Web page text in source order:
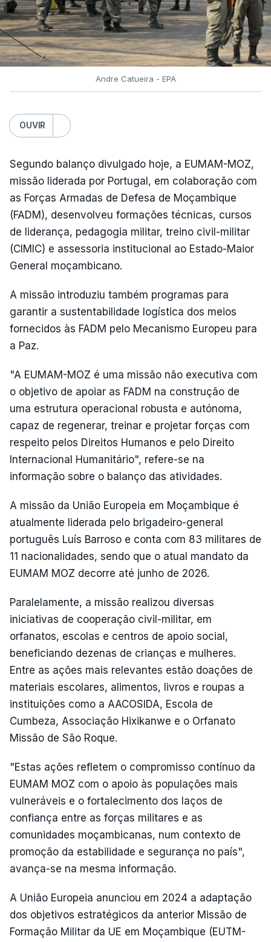
Andre Catueira - EPA
OUVIR
Segundo balanço divulgado hoje, a EUMAM-MOZ,
missão liderada por Portugal, em colaboração com
as Forças Armadas de Defesa de Moçambique
(FADM), desenvolveu formações técnicas, cursos
de liderança, pedagogia militar, treino civil-militar
(CIMIC) e assessoria institucional ao Estado-Maior
General moçambicano.
A missão introduziu também programas para
garantir a sustentabilidade logística dos meios
fornecidos às FADM pelo Mecanismo Europeu para
a Paz.
"A EUMAM-MOZ é uma missão não executiva com
o objetivo de apoiar as FADM na construção de
uma estrutura operacional robusta e autónoma,
capaz de regenerar, treinar e projetar forças com
respeito pelos Direitos Humanos e pelo Direito
Internacional Humanitário", refere-se na
informação sobre o balanço das atividades.
A missão da União Europeia em Moçambique é
atualmente liderada pelo brigadeiro-general
português Luís Barroso e conta com 83 militares de
11 nacionalidades, sendo que o atual mandato da
EUMAM MOZ decorre até junho de 2026.
Paralelamente, a missão realizou diversas
iniciativas de cooperação civil-militar, em
orfanatos, escolas e centros de apoio social,
beneficiando dezenas de crianças e mulheres.
Entre as ações mais relevantes estão doações de
materiais escolares, alimentos, livros e roupas a
instituições como a AACOSIDA, Escola de
Cumbeza, Associação Hixikanwe e o Orfanato
Missão de São Roque.
"Estas ações refletem o compromisso contínuo da
EUMAM MOZ com o apoio às populações mais
vulneráveis e o fortalecimento dos laços de
confiança entre as forças militares e as
comunidades moçambicanas, num contexto de
promoção da estabilidade e segurança no país",
avança-se na mesma informação.
A União Europeia anunciou em 2024 a adaptação
dos objetivos estratégicos da anterior Missão de
Formação Militar da UE em Moçambique (EUTM-